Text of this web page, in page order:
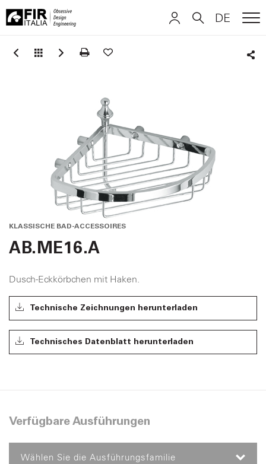
Italia
DE
KLASSISCHE BAD-ACCESSOIRES
AB.ME16.A
Dusch-Eckkörbchen mit Haken.
Technische Zeichnungen herunterladen
Technisches Datenblatt herunterladen
Verfügbare Ausführungen
Wählen Sie die Ausführungsfamilie
DEUTSCH
DEUTSCH